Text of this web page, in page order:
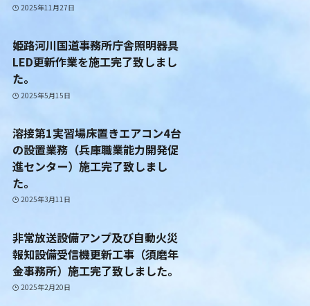
2025年11月27日
姫路河川国道事務所庁舎照明器具
LED更新作業を施工完了致しまし
た。
2025年5月15日
溶接第1実習場床置きエアコン4台
の設置業務（兵庫職業能力開発促
進センター）施工完了致しまし
た。
2025年3月11日
非常放送設備アンプ及び自動火災
報知設備受信機更新工事（須磨年
金事務所）施工完了致しました。
2025年2月20日